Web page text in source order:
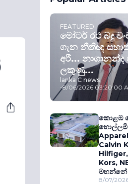
FEATURED
මෝටර් රථ බදු
ගැන නීතීඥ
අරී...
ලකුණු...
lanka C news
-8/06/2026 03:20:00
කොළඹ
Calvin
Kors,
මහන්නේ
8/07/